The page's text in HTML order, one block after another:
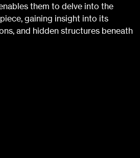
them to delve into the
gaining insight into its
and hidden structures beneath